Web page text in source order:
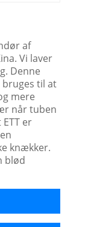
af
Vi laver
Denne
til at
mere
når tuben
er
knækker.
blød